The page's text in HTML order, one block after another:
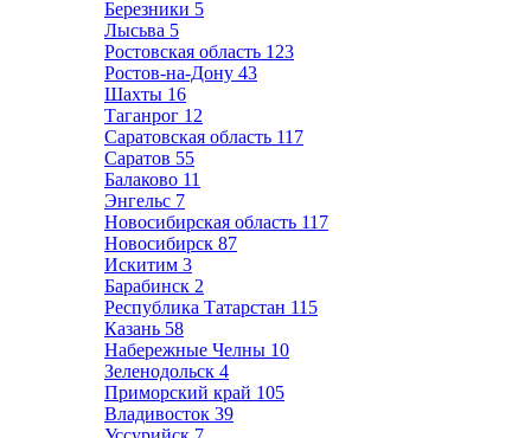
Березники 5
Лысьва 5
Ростовская область 123
Ростов-на-Дону 43
Шахты 16
Таганрог 12
Саратовская область 117
Саратов 55
Балаково 11
Энгельс 7
Новосибирская область 117
Новосибирск 87
Искитим 3
Барабинск 2
Республика Татарстан 115
Казань 58
Набережные Челны 10
Зеленодольск 4
Приморский край 105
Владивосток 39